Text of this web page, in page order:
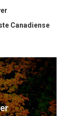
Canadiense